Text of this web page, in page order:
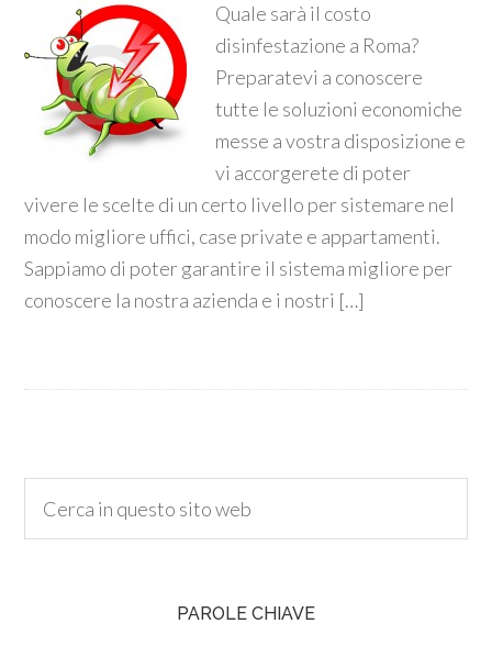
Quale sarà il costo
disinfestazione a Roma?
Preparatevi a conoscere
tutte le soluzioni economiche
messe a vostra disposizione e
vi accorgerete di poter
vivere le scelte di un certo livello per sistemare nel
modo migliore uffici, case private e appartamenti.
Sappiamo di poter garantire il sistema migliore per
conoscere la nostra azienda e i nostri […]
PAROLE CHIAVE